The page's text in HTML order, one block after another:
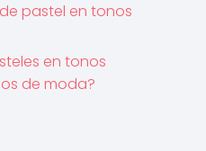
pastel en tonos
en tonos
de moda?